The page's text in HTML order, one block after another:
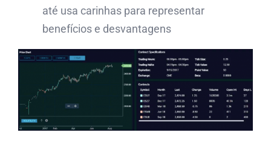
até usa carinhas para representar
benefícios e desvantagens